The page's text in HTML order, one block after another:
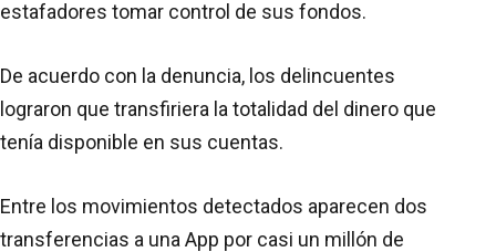
estafadores tomar control de sus fondos.
De acuerdo con la denuncia, los delincuentes
lograron que transfiriera la totalidad del dinero que
tenía disponible en sus cuentas.
Entre los movimientos detectados aparecen dos
transferencias a una App por casi un millón de